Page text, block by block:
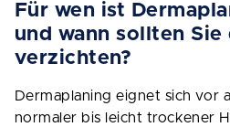
Für wen ist
und wann sollten Sie
verzichten?
Dermaplaning eignet sich vor
normaler bis leicht trockener